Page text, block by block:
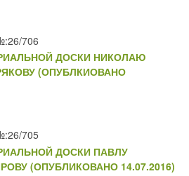
706
ДОСКИ НИКОЛАЮ
(ОПУБЛКИОВАНО
705
ДОСКИ ПАВЛУ
(ОПУБЛИКОВАНО 14.07.2016)